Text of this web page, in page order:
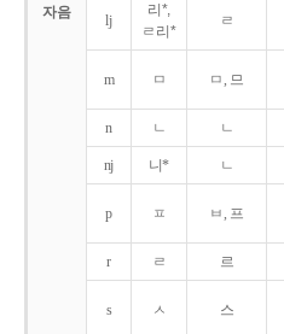
자음 lj
리*,
ㄹ리*
ㄹ
m ㅁ ㅁ, 므
n ㄴ ㄴ
nj 니* ㄴ
p ㅍ ㅂ, 프
r ㄹ 르
s ㅅ 스